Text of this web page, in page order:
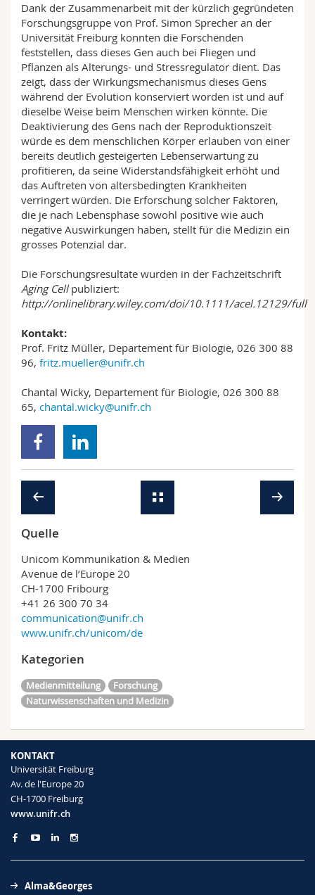
Dank der Zusammenarbeit mit der kürzlich gegründeten
Forschungsgruppe von Prof. Simon Sprecher an der
Universität Freiburg konnten die Forschenden
feststellen, dass dieses Gen auch bei Fliegen und
Pflanzen als Alterungs- und Stressregulator dient. Das
zeigt, dass der Wirkungsmechanismus dieses Gens
während der Evolution konserviert worden ist und auf
dieselbe Weise beim Menschen wirken könnte. Die
Deaktivierung des Gens nach der Reproduktionszeit
würde es dem menschlichen Körper erlauben von einer
bereits deutlich gesteigerten Lebenserwartung zu
profitieren, da seine Widerstandsfähigkeit erhöht und
das Auftreten von altersbedingten Krankheiten
verringert würden. Die Erforschung solcher Faktoren,
die je nach Lebensphase sowohl positive wie auch
negative Auswirkungen haben, stellt für die Medizin ein
grosses Potenzial dar.
Die Forschungsresultate wurden in der Fachzeitschrift
Aging Cellpubliziert:
http://onlinelibrary.wiley.com/doi/10.1111/acel.12129/full
Kontakt:
Prof. Fritz Müller, Departement für Biologie, 026 300 88
96, fritz.mueller@unifr.ch
Chantal Wicky, Departement für Biologie, 026 300 88
65, chantal.wicky@unifr.ch
Quelle
Unicom Kommunikation & Medien
Avenue de l’Europe 20
CH-1700 Fribourg
+41 26 300 70 34
communication@unifr.ch
www.unifr.ch/unicom/de
Kategorien
Medienmitteilung
Forschung
Naturwissenschaften und Medizin
KONTAKT
Universität Freiburg
Av. de l'Europe 20
CH-1700 Freiburg
www.unifr.ch
Alma&Georges